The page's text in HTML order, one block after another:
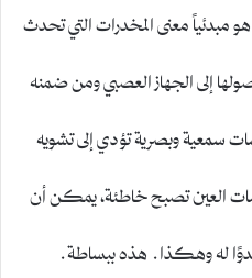
معنى المخدرات التي تحدث
إلى الجهاز العصبي ومن ضمنه
سمعية وبصرية تؤدي إلى تشويه
العين تصبح خاطئة، يمكن أن
له وهكذا. هذه ببساطة.